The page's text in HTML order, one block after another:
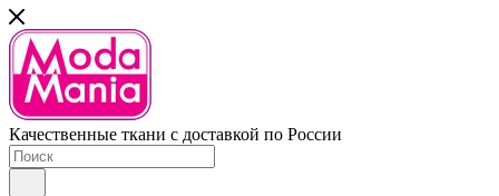
Качественные ткани с доставкой по России